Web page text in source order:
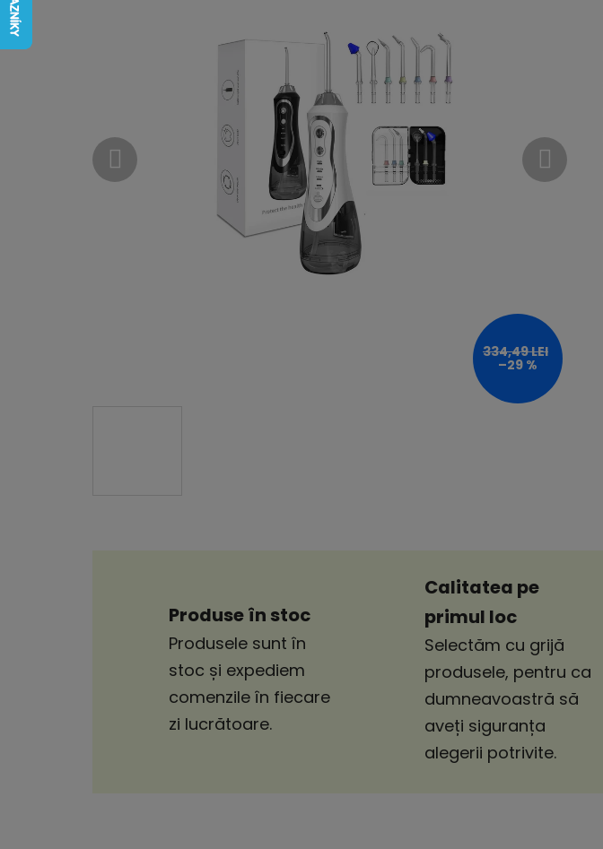
334,49 LEI
–29 %
Produse în stoc
Produsele sunt în
stoc și expediem
comenzile în fiecare
zi lucrătoare.
Calitatea pe
primul loc
Selectăm cu grijă
produsele, pentru ca
dumneavoastră să
aveți siguranța
alegerii potrivite.